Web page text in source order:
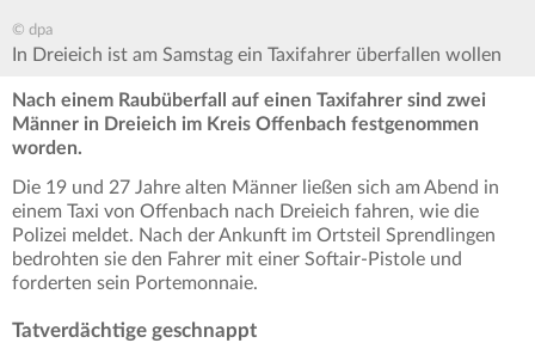
© dpa
In Dreieich ist am Samstag ein Taxifahrer überfallen wollen
Nach einem Raubüberfall auf einen Taxifahrer sind zwei
Männer in Dreieich im Kreis Offenbach festgenommen
worden.
Die 19 und 27 Jahre alten Männer ließen sich am Abend in
einem Taxi von Offenbach nach Dreieich fahren, wie die
Polizei meldet. Nach der Ankunft im Ortsteil Sprendlingen
bedrohten sie den Fahrer mit einer Softair-Pistole und
forderten sein Portemonnaie.
Tatverdächtige geschnappt